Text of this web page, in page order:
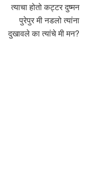
त्याचा होतो कट्टर दुष्मन
पुरेपुर मी नडलो त्यांना
दुखावले का त्यांचे मी मन?